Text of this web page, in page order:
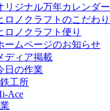
リジナル万年カレンダー
ロノクラフトのこだわり
ロノクラフト便り
ームページのお知らせ
ディア掲載
日の作業
工所
Ace